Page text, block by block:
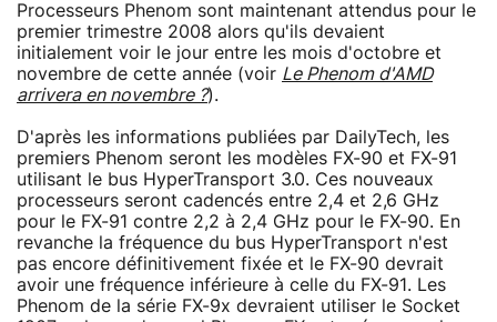
Processeurs Phenom sont maintenant attendus pour le
premier trimestre 2008 alors qu'ils devaient
initialement voir le jour entre les mois d'octobre et
novembre de cette année (voir Le Phenom d'AMD
arrivera en novembre ?).
D'après les informations publiées par DailyTech, les
premiers Phenom seront les modèles FX-90 et FX-91
utilisant le bus HyperTransport 3.0. Ces nouveaux
processeurs seront cadencés entre 2,4 et 2,6 GHz
pour le FX-91 contre 2,2 à 2,4 GHz pour le FX-90. En
revanche la fréquence du bus HyperTransport n'est
pas encore définitivement fixée et le FX-90 devrait
avoir une fréquence inférieure à celle du FX-91. Les
Phenom de la série FX-9x devraient utiliser le Socket